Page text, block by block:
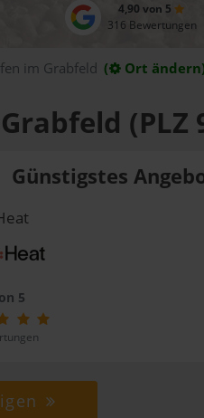
4,90 von 5
316 Bewertungen
im Grabfeld ( Ort
(PLZ
Günstigstes
5